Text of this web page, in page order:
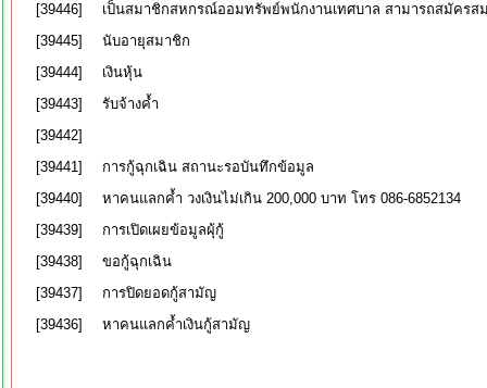
[39446]
เป็นสมาชิกสหกรณ์ออมทรัพย์พนักงานเทศบาล สามารถสมัคร
[39445]
นับอายุสมาชิก
[39444]
เงินหุ้น
[39443]
รับจ้างค้ำ
[39442]
[39441]
การกู้ฉุกเฉิน สถานะรอบันทึกข้อมูล
[39440]
หาคนแลกค้ำ วงเงินไม่เกิน 200,000 บาท โทร 086-6852134
[39439]
การเปิดเผยข้อมูลผุ้กู้
[39438]
ขอกู้ฉุกเฉิน
[39437]
การปิดยอดกู้สามัญ
[39436]
หาคนแลกค้ำเงินกู้สามัญ